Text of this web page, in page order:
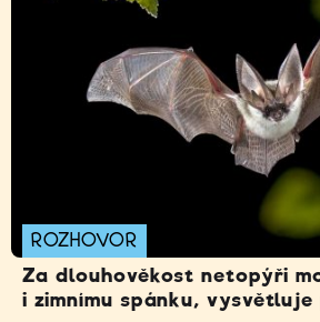
ROZHOVOR
Za dlouhověkost netopýři
i zimnímu spánku,